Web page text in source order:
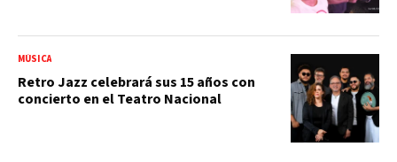
MÚSICA
Retro Jazz celebrará sus 15 años con
concierto en el Teatro Nacional